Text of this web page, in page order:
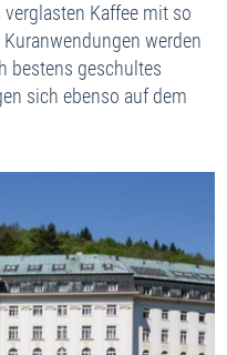
Kaffee mit so
werden
bestens geschultes
sich ebenso auf dem